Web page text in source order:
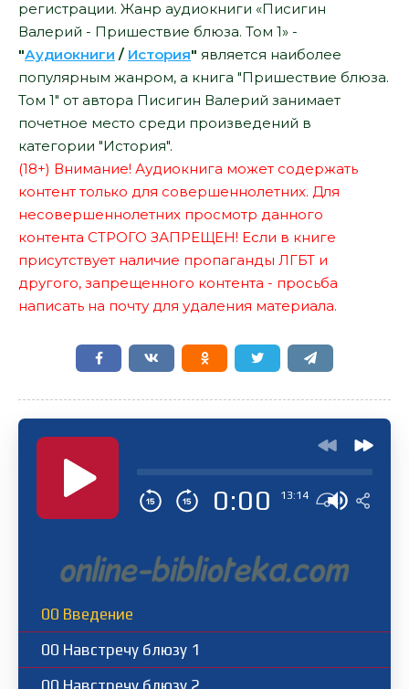
регистрации. Жанр аудиокниги «Писигин
Валерий - Пришествие блюза. Том 1» -
"Аудиокниги / История" является наиболее
популярным жанром, а книга "Пришествие блюза.
Том 1" от автора Писигин Валерий занимает
почетное место среди произведений в
категории "История".
(18+) Внимание! Аудиокнига может содержать
контент только для совершеннолетних. Для
несовершеннолетних просмотр данного
контента СТРОГО ЗАПРЕЩЕН! Если в книге
присутствует наличие пропаганды ЛГБТ и
другого, запрещенного контента - просьба
написать на почту для удаления материала.
0:00 13:14
00 Введение
00 Навстречу блюзу 1
00 Навстречу блюзу 2